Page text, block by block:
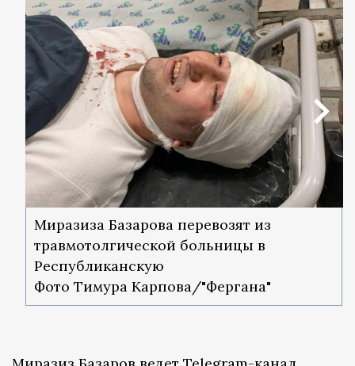
Миразиза Базарова перевозят из
травмотолгической больницы в
Республиканскую
Фото Тимура Карпова/"Фергана"